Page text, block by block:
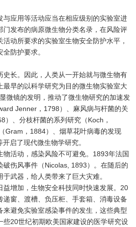
与应用等活动应当在相应级别的实验室进
门发布的病原微生物分类名录，在风险评
动所要求的实验室生物安全防护水平，
防护要求。
史长。因此，人类从一开始就与微生物有
最早的以科学研究为目的微生物实验室大
微镜的发明，推动了微生物研究的加速发
Jenner，1798）、麻风病与杆菌的关
）、分枝杆菌的系列研究（Koch，
Gram，1884）、烟草花叶病毒的发现
启了现代微生物学研究。
物活动，感染风险不可避免。1893年法国
破伤风事件（Nicolas, 1893）。在随后的
武器，给人类带来了巨大灾难。
益增加，生物安全科技同时快速发展。20
递窗、渡槽、负压柜、手套箱、消毒设备
来避免实验室感染事件的发生，这些典型
些20世纪初期欧美国家建设的医学研究设